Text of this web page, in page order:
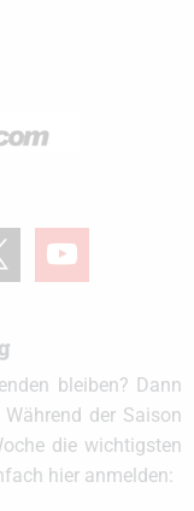
youtube
bleiben? Dann
der Saison
die wichtigsten
hier anmelden: